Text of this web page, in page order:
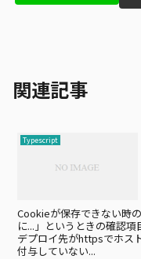
関連記事
Typescript
Cookieが保存できない時
に...」というときの確認
デプロイ先がhttpsでホス
付与していない...